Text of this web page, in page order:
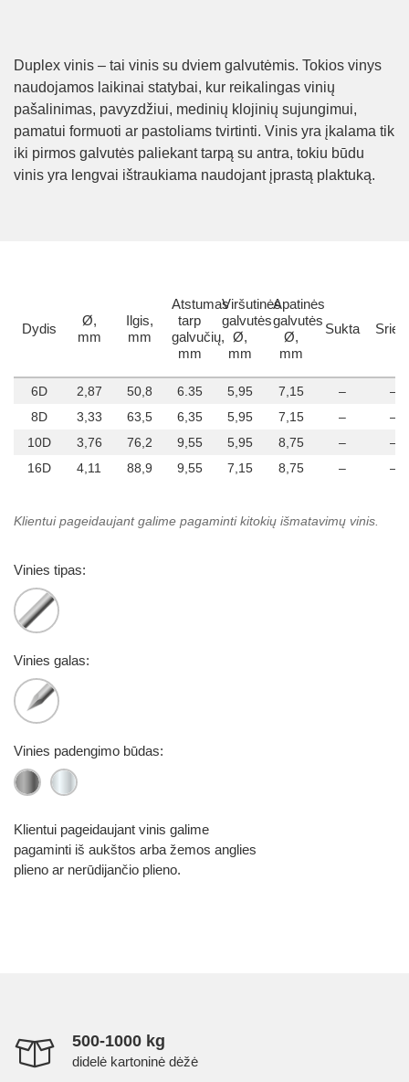
Duplex vinis – tai vinis su dviem galvutėmis. Tokios vinys
naudojamos laikinai statybai, kur reikalingas vinių
pašalinimas, pavyzdžiui, medinių klojinių sujungimui,
pamatui formuoti ar pastoliams tvirtinti. Vinis yra įkalama tik
iki pirmos galvutės paliekant tarpą su antra, tokiu būdu
vinis yra lengvai ištraukiama naudojant įprastą plaktuką.
Dydis
Ø,
mm
Ilgis,
mm
Atstumas
tarp
galvučių,
mm
Viršutinės
galvutės
Ø,
mm
Apatinės
galvutės
Ø,
mm
Sukta
6D 2,87 50,8 6.35 5,95 7,15 –
–
8D
3,33 63,5 6,35 5,95 7,15 –
–
10D
3,76 76,2 9,55 5,95 8,75 –
–
16D
4,11 88,9 9,55 7,15 8,75 – –
Klientui pageidaujant galime pagaminti kitokių išmatavimų vinis.
Vinies tipas:
Vinies galas:
Vinies padengimo būdas:
Klientui pageidaujant vinis galime
pagaminti iš aukštos arba žemos anglies
plieno ar nerūdijančio plieno.
500-1000 kg
didelė kartoninė dėžė